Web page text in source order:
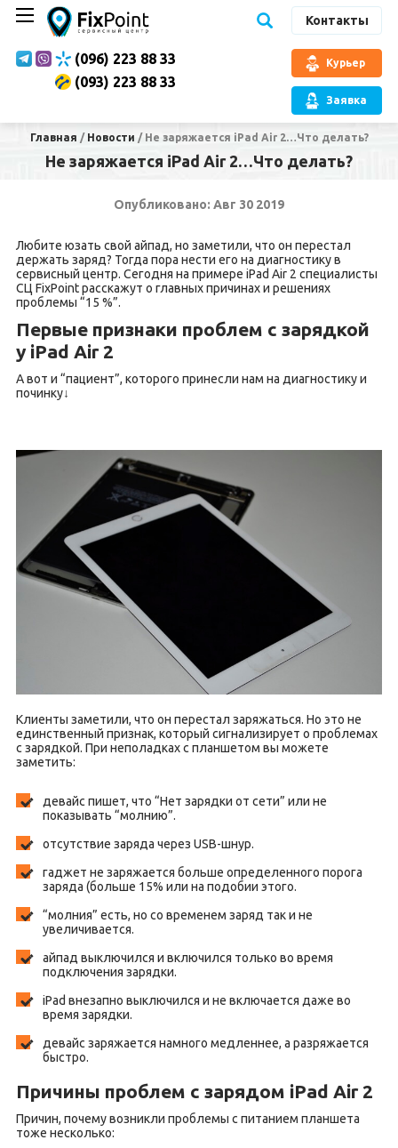
Контакты
(096) 223 88 33
(093) 223 88 33
Курьер
Заявка
Главная / Новости / Не заряжается iPad Air 2…Что делать?
Не заряжается iPad Air 2…Что делать?
Опубликовано: Авг 30 2019
Любите юзать свой айпад, но заметили, что он перестал
держать заряд? Тогда пора нести его на диагностику в
сервисный центр. Сегодня на примере iPad Air 2 специалисты
СЦ FixPoint расскажут о главных причинах и решениях
проблемы “15 %”.
Первые признаки проблем с зарядкой
у iPad Air 2
А вот и “пациент”, которого принесли нам на диагностику и
починку↓
Клиенты заметили, что он перестал заряжаться. Но это не
единственный признак, который сигнализирует о проблемах
с зарядкой. При неполадках с планшетом вы можете
заметить:
девайс пишет, что “Нет зарядки от сети” или не
показывать “молнию”.
отсутствие заряда через USB-шнур.
гаджет не заряжается больше определенного порога
заряда (больше 15% или на подобии этого.
“молния” есть, но со временем заряд так и не
увеличивается.
айпад выключился и включился только во время
подключения зарядки.
iPad внезапно выключился и не включается даже во
время зарядки.
девайс заряжается намного медленнее, а разряжается
быстро.
Причины проблем с зарядом iPad Air 2
Причин, почему возникли проблемы с питанием планшета
тоже несколько: